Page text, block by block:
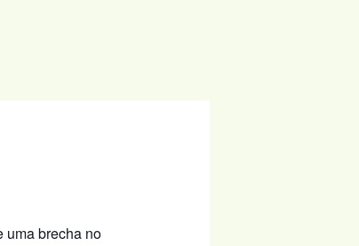
uma brecha no